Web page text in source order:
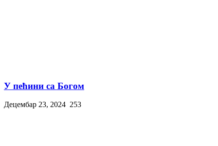
У пећини са Богом
Децембар 23, 2024 253